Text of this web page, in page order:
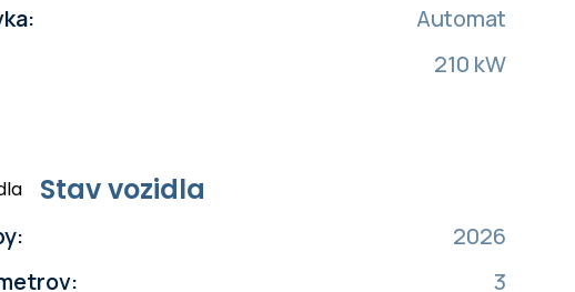
Automat
210 kW
Stav vozidla
2026
3